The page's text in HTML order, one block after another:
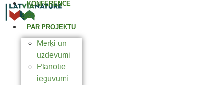
KONFERENCE
2025
PAR PROJEKTU
Mērķi un
uzdevumi
Plānotie
ieguvumi